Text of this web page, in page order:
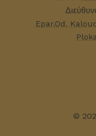
Epar.Od.
©